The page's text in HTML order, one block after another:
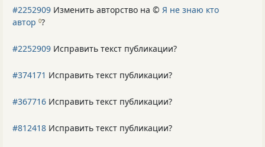
#2252909 Изменить авторство на © Я не знаю кто
автор 0?
#2252909 Исправить текст публикации?
#374171 Исправить текст публикации?
#367716 Исправить текст публикации?
#812418 Исправить текст публикации?